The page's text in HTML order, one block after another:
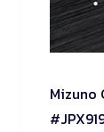
Mizuno